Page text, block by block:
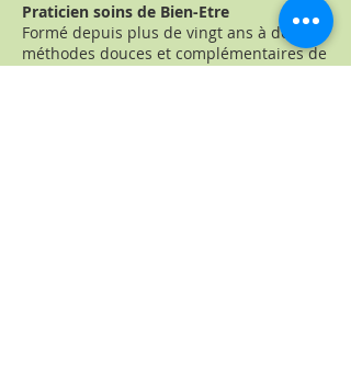
​Praticien soins de Bien-Etre
Formé depuis plus de vingt ans à des
méthodes douces et complémentaires de